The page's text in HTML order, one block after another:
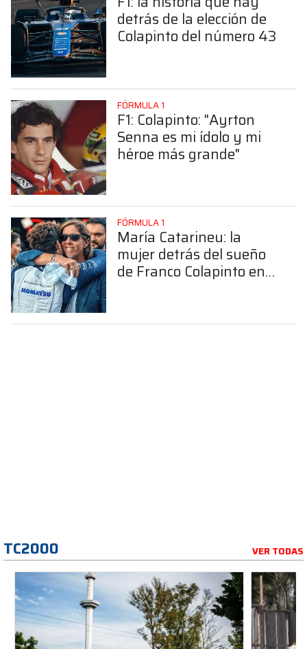
detrás de la elección de
Colapinto del número 43
FÓRMULA 1
F1: Colapinto: "Ayrton
Senna es mi ídolo y mi
héroe más grande"
FÓRMULA 1
María Catarineu: la
mujer detrás del sueño
de Franco Colapinto en
TC2000 VER TODAS